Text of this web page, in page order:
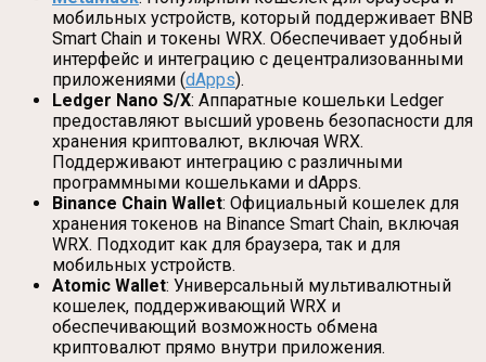
мобильных устройств, который поддерживает BNB
Smart Chain и токены WRX. Обеспечивает удобный
интерфейс и интеграцию с децентрализованными
приложениями (dApps).
Ledger Nano S/X: Аппаратные кошельки Ledger
предоставляют высший уровень безопасности для
хранения криптовалют, включая WRX.
Поддерживают интеграцию с различными
программными кошельками и dApps.
Binance Chain Wallet: Официальный кошелек для
хранения токенов на Binance Smart Chain, включая
WRX. Подходит как для браузера, так и для
мобильных устройств.
Atomic Wallet: Универсальный мультивалютный
кошелек, поддерживающий WRX и
обеспечивающий возможность обмена
криптовалют прямо внутри приложения.